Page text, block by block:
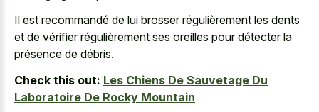
Il est recommandé de lui brosser régulièrement les dents
et de vérifier régulièrement ses oreilles pour détecter la
présence de débris.
Check this out: Les Chiens De Sauvetage Du
Laboratoire De Rocky Mountain